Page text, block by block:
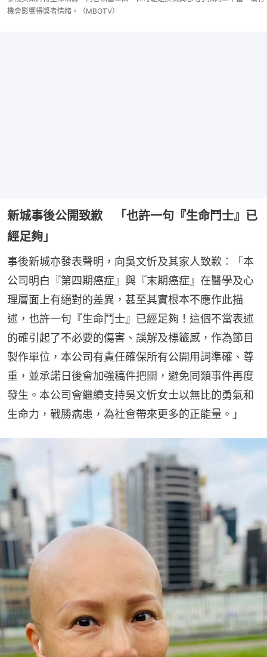
機會影響得獎者情緒。（MBOTV）
新城事後公開致歉 「也許一句『生命鬥士』已
經足夠」
事後新城亦發表聲明，向吳文忻及其家人致歉︰「本
公司明白『第四期癌症』與『末期癌症』在醫學及心
理層面上有絕對的差異，甚至其實根本不應作此描
述，也許一句『生命鬥士』已經足夠！這個不當表述
的確引起了不必要的傷害、誤解及標籤感，作為節目
製作單位，本公司有責任確保所有公開用詞準確、尊
重，並承諾日後會加強稿件把關，避免同類事件再度
發生。本公司會繼續支持吳文忻女士以無比的勇氣和
生命力，戰勝病患，為社會帶來更多的正能量。」